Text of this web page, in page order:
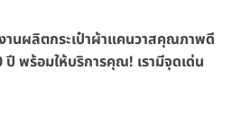
านผลิตกระเป๋าผ้าแคนวาสคุณภาพดี
ปี พร้อมให้บริการคุณ! เรามีจุดเด่น